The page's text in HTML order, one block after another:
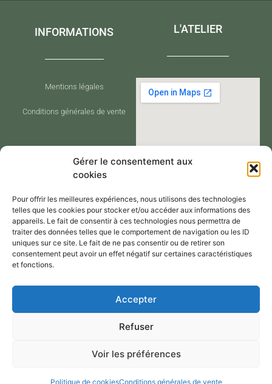
Gérer le consentement aux
cookies
Pour offrir les meilleures expériences, nous utilisons des technologies
telles que les cookies pour stocker et/ou accéder aux informations des
appareils. Le fait de consentir à ces technologies nous permettra de
traiter des données telles que le comportement de navigation ou les ID
uniques sur ce site. Le fait de ne pas consentir ou de retirer son
consentement peut avoir un effet négatif sur certaines caractéristiques
et fonctions.
Accepter
Refuser
Voir les préférences
Politique de cookiesConditions générales de vente
INFORMATIONS
Mentions légales
Conditions générales de vente
L'ATELIER
CONTACT
Par mail : atelier@annejerome.fr